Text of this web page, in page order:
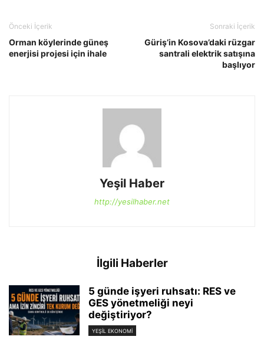
Önceki İçerik
Orman köylerinde güneş
enerjisi projesi için ihale
Sonraki İçerik
Güriş’in Kosova’daki rüzgar
santrali elektrik satışına
başlıyor
Yeşil Haber
http://yesilhaber.net
İlgili Haberler
5 günde işyeri ruhsatı: RES ve
GES yönetmeliği neyi
değiştiriyor?
YEŞIL EKONOMI